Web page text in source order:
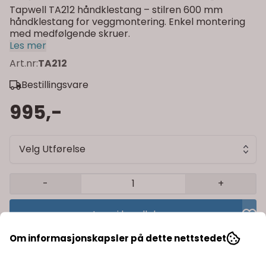
Tapwell TA212 håndklestang – stilren 600 mm
håndklestang for veggmontering. Enkel montering
med medfølgende skruer.
Les mer
Art.nr:TA212
Bestillingsvare
995,-
Velg Utførelse
- +
Legg i handlekurv
Trygg handel med Klarna/Vipps
Om informasjonskapsler på dette nettstedet